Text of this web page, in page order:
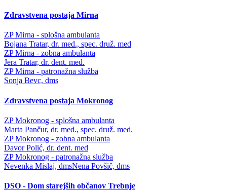
Zdravstvena postaja Mirna
ZP Mirna - splošna ambulanta
Bojana Tratar, dr. med., spec. druž. med
ZP Mirna - zobna ambulanta
Jera Tratar, dr. dent. med.
ZP Mirna - patronažna služba
Sonja Bevc, dms
Zdravstvena postaja Mokronog
ZP Mokronog - splošna ambulanta
Marta Pančur, dr. med., spec. druž. med.
ZP Mokronog - zobna ambulanta
Davor Polić, dr. dent. med
ZP Mokronog - patronažna služba
Nevenka Mislaj, dmsNena Povšič, dms
DSO - Dom starejših občanov Trebnje